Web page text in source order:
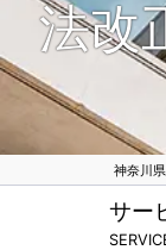
法改
神奈川
サー